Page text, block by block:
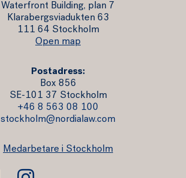
Waterfront Building, plan 7
Klarabergsviadukten 63
111 64 Stockholm
Open map
Postadress:
Box 856
SE-101 37 Stockholm
+46 8 563 08 100
stockholm@nordialaw.com
Medarbetare i Stockholm